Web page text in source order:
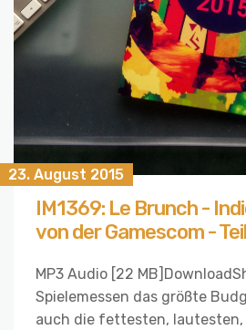
23. August 2015
IM1369: Le Brunch -
von der Gamescom -
MP3 Audio [22
Spielemessen das größte
auch die fettesten, lautesten,